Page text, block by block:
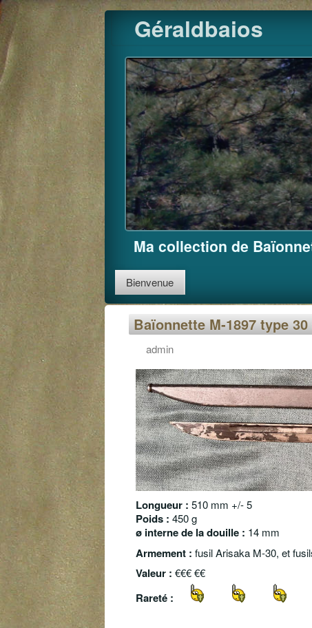
Skip
to
content
Géraldbaios
Ma collection de
Bienvenue
Baïonnette M-1897 type
admin
Longueur : 510 mm +/- 5
Poids : 450 g
ø interne de la douille : 14 mm
Armement : fusil Arisaka M-30, et
Valeur : €€€ €€
Rareté :